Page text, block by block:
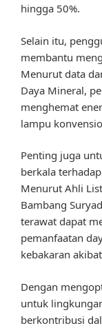
hingga 50%.
Selain itu,
membantu
Menurut data
Daya Mineral,
menghemat
lampu
Penting juga
berkala
Menurut Ahli
Bambang
terawat dapat
pemanfaatan
kebakaran
Dengan
untuk
berkontribusi